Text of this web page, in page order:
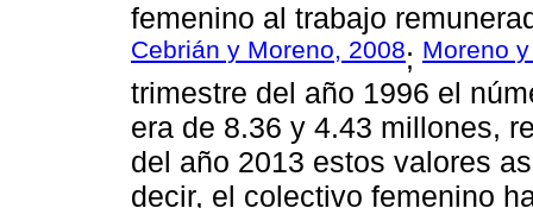
femenino al trabajo
Cebrián y Moreno, 2008; Moreno
trimestre del año 1996 el
era de 8.36 y 4.43 millones,
del año 2013 estos valores
decir, el colectivo femenino